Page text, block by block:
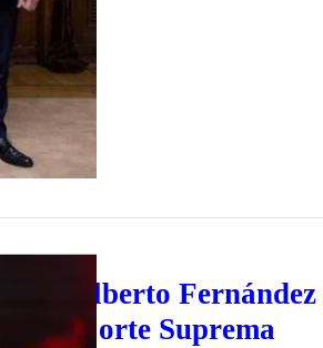
de Alberto Fernández
de la Corte Suprema